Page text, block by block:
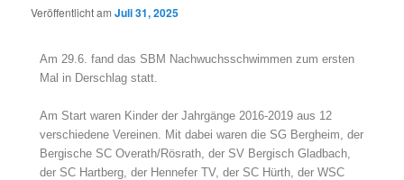
Veröffentlicht amJuli 31, 2025
Am 29.6. fand das SBM Nachwuchsschwimmen zum ersten
Mal in Derschlag statt.
Am Start waren Kinder der Jahrgänge 2016-2019 aus 12
verschiedene Vereinen. Mit dabei waren die SG Bergheim, der
Bergische SC Overath/Rösrath, der SV Bergisch Gladbach,
der SC Hartberg, der Hennefer TV, der SC Hürth, der WSC